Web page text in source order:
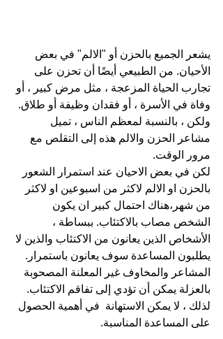
يشعر الجميع بالحزن أو "الالم" في بعض
الأحيان. من الطبيعي أيضًا أن تحزن على
تجارب الحياة المزعجة ، مثل مرض كبير ، أو
وفاة في الأسرة ، أو فقدان وظيفة أو طلاق.
ولكن ، بالنسبة لمعظم الناس ، تميل
مشاعر الحزن والالم هذه إلى التقلص مع
مرور الوقت.
لكن في بعض الاحيان عند استمرار الشعور
بالحزن او الالم لاكثر من اسبوعين او لاكثر
من شهر،هناك احتمال كبير ان يكون
الشخص مصاب بالاكتئاب. ببساطة ،
الأشخاص الذين يعانون من الاكتئاب والذين لا
يطلبون المساعدة سوف يعانون باستمرار.
المشاعر والمخاوف غير المعلنة المصحوبة
بالعزلة يمكن أن تؤدي إلى تفاقم الاكتئاب.
لذلك ، لا يمكن الاستهانة  في أهمية الحصول
على المساعدة المناسبة.